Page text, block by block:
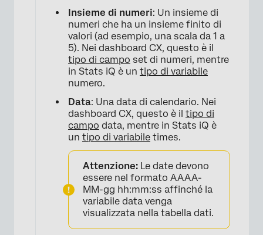
Insieme di numeri: Un insieme di
numeri che ha un insieme finito di
valori (ad esempio, una scala da 1 a
5). Nei dashboard CX, questo è il
tipo di campo set di numeri, mentre
in Stats iQ è un tipo di variabile
numero.
Data: Una data di calendario. Nei
dashboard CX, questo è il tipo di
campo data, mentre in Stats iQ è
un tipo di variabile times.
Attenzione: Le date devono
essere nel formato AAAA-
MM-gg hh:mm:ss affinché la
variabile data venga
visualizzata nella tabella dati.